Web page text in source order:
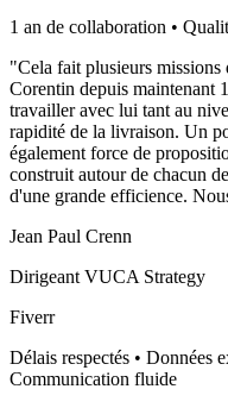
1 an de collaboration •
"Cela fait plusieurs missions
Corentin depuis maintenant
travailler avec lui tant au
rapidité de la livraison. Un
également force de
construit autour de chacun
d'une grande efficience.
Jean Paul Crenn
Dirigeant VUCA Strategy
Fiverr
Délais respectés • Données
Communication fluide